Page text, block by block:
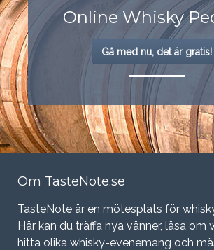
Online Whisky
Gå med nu, det är gratis!
Om TasteNote.se
TasteNote är en mötesplats för
Här kan du träffa nya vänner, läsa om
hitta olika whisky-evenemang och